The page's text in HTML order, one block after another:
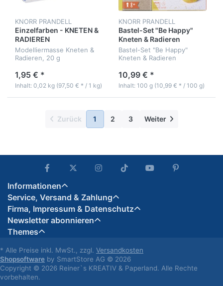
KNORR PRANDELL
Einzelfarben - KNETEN &
RADIEREN
Modelliermasse Kneten &
Radieren, 20 g
1,95 € *
Inhalt: 0,02 kg (97,50 € * / 1 kg)
KNORR PRANDELL
Bastel-Set "Be Happy"
Kneten & Radieren
Bastel-Set "Be Happy"
Kneten & Radieren
10,99 € *
Inhalt: 100 g (10,99 € * / 100 g)
Zurück 1 2 3 Weiter
Informationen
Service, Versand & Zahlung
Firma, Impressum & Datenschutz
Newsletter abonnieren
Themes
* Alle Preise inkl. MwSt., zzgl. Versandkosten
Shopsoftware by SmartStore AG © 2026
Copyright © 2026 Reiner`s KREATIV & Paperland. Alle Rechte
vorbehalten.